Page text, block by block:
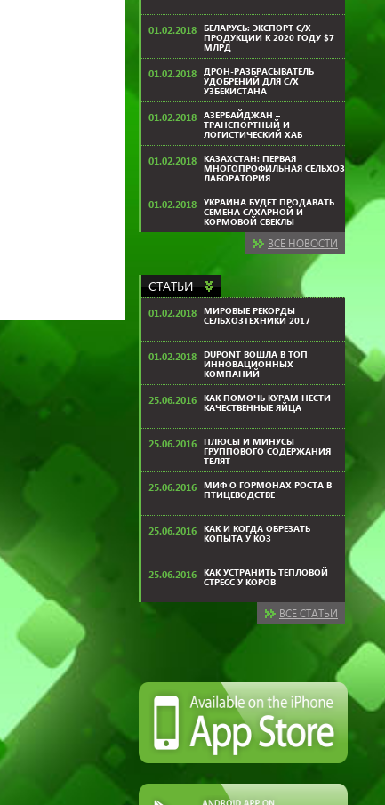
01.02.2018
БЕЛАРУСЬ: ЭКСПОРТ С/Х
ПРОДУКЦИИ К 2020 ГОДУ $7
МЛРД
01.02.2018
ДРОН-РАЗБРАСЫВАТЕЛЬ
УДОБРЕНИЙ ДЛЯ С/Х
УЗБЕКИСТАНА
01.02.2018
АЗЕРБАЙДЖАН –
ТРАНСПОРТНЫЙ И
ЛОГИСТИЧЕСКИЙ ХАБ
01.02.2018
КАЗАХСТАН: ПЕРВАЯ
МНОГОПРОФИЛЬНАЯ СЕЛЬХОЗ
ЛАБОРАТОРИЯ
01.02.2018
УКРАИНА БУДЕТ ПРОДАВАТЬ
СЕМЕНА САХАРНОЙ И
КОРМОВОЙ СВЕКЛЫ
ВСЕ НОВОСТИ
СТАТЬИ
01.02.2018
МИРОВЫЕ РЕКОРДЫ
СЕЛЬХОЗТЕХНИКИ 2017
01.02.2018
DUPONT ВОШЛА В ТОП
ИННОВАЦИОННЫХ
КОМПАНИЙ
25.06.2016
КАК ПОМОЧЬ КУРАМ НЕСТИ
КАЧЕСТВЕННЫЕ ЯЙЦА
25.06.2016
ПЛЮСЫ И МИНУСЫ
ГРУППОВОГО СОДЕРЖАНИЯ
ТЕЛЯТ
25.06.2016
МИФ О ГОРМОНАХ РОСТА В
ПТИЦЕВОДСТВЕ
25.06.2016
КАК И КОГДА ОБРЕЗАТЬ
КОПЫТА У КОЗ
25.06.2016
КАК УСТРАНИТЬ ТЕПЛОВОЙ
СТРЕСС У КОРОВ
ВСЕ СТАТЬИ